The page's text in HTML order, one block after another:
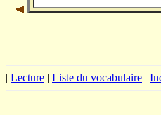
| Lecture | Liste du vocabulaire |